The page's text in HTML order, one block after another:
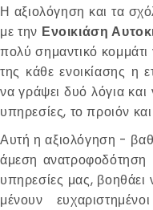
Η αξιολόγηση και τα
με την Ενοικιάση
πολύ σημαντικό
της κάθε ενοικίασης η
να γράψει δυό λόγια
υπηρεσίες, το προιόν
Αυτή η αξιολόγηση -
άμεση
υπηρεσίες μας, βοηθάει
μένουν